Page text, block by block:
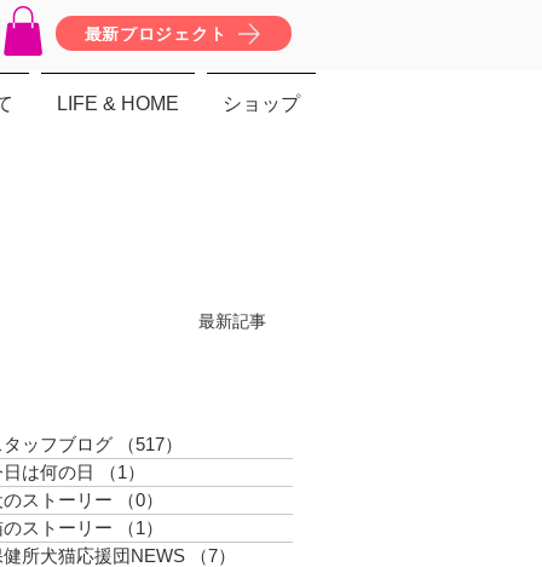
最新プロジェクト
LIFE & HOME ショップ
最新記事
タッフブログ （517）
は何の日
（1）
のストーリー
（0）
のストーリー
（1）
健所犬猫応援団NEWS
（7）